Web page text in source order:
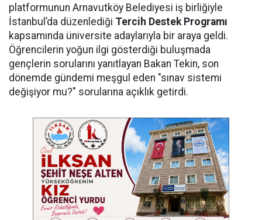
platformunun Arnavutköy Belediyesi iş birliğiyle
İstanbul’da düzenlediği Tercih Destek Programı
kapsamında üniversite adaylarıyla bir araya geldi.
Öğrencilerin yoğun ilgi gösterdiği buluşmada
gençlerin sorularını yanıtlayan Bakan Tekin, son
dönemde gündemi meşgul eden "sınav sistemi
değişiyor mu?" sorularına açıklık getirdi.